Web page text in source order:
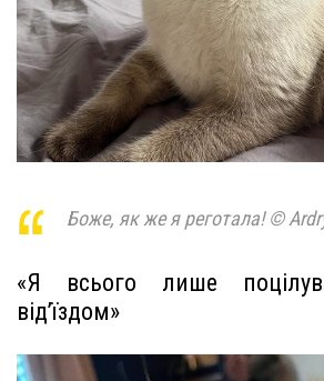
Боже, як же я реготала! ©
«Я всього лише
від’їздом»